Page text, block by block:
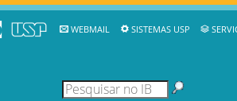
WEBMAIL SISTEMAS USP